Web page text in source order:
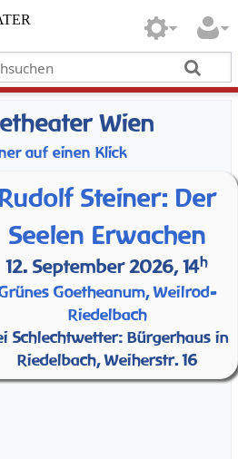
Wien
auf einen Klick
Rudolf Steiner: Der
Seelen Erwachen
12. September 2026, 14h
Goetheanum, Weilrod-
Riedelbach
Schlechtwetter: Bürgerhaus in
Riedelbach, Weiherstr. 16